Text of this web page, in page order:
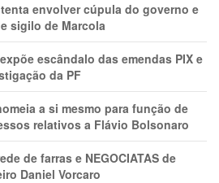
envolver cúpula do governo e
sigilo de Marcola
escândalo das emendas PIX e
da PF
a si mesmo para função de
relativos a Flávio Bolsonaro
de farras e NEGOCIATAS de
Daniel Vorcaro